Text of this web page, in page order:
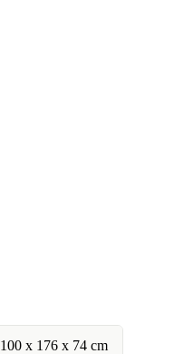
100 x 176 x 74 cm